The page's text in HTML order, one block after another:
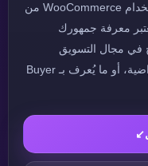
كيفية إنشاء متجر إلكتروني احترافي باستخدام WooCommerce من
معرفة جمهورك
في مجال التسويق
الرقمي، هنا تأتي أهمية الشخصيات الافتراضية، أو ما يُعرف بـ Buyer
↙